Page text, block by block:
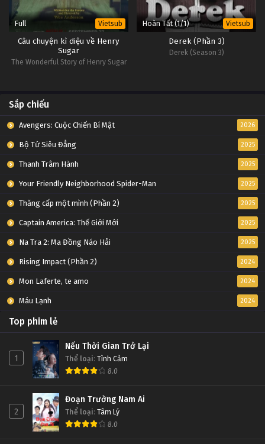
Full Vietsub
Câu chuyện kì diệu về Henry
Sugar
The Wonderful Story of Henry Sugar
Hoàn Tất (1/1) Vietsub
Derek (Phần 3)
Derek (Season 3)
Sắp chiếu
Avengers: Cuộc Chiến Bí Mật 2026
Bộ Tứ Siêu Đẳng 2025
Thanh Trâm Hành 2025
Your Friendly Neighborhood Spider-Man 2025
Thăng cấp một mình (Phần 2) 2025
Captain America: Thế Giới Mới 2025
Na Tra 2: Ma Đồng Náo Hải 2025
Rising Impact (Phần 2) 2024
Mon Laferte, te amo 2024
Máu Lạnh 2024
Top phim lẻ
1
Nếu Thời Gian Trở Lại
Thể loại: Tình Cảm
8.0
2
Đoạn Trường Nam Ai
Thể loại: Tâm Lý
8.0